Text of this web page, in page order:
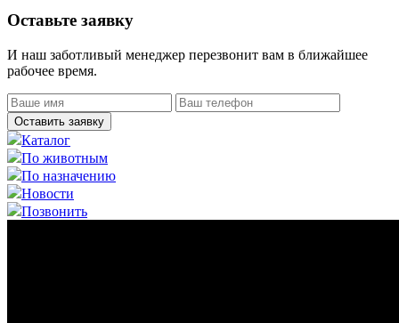
Оставьте заявку
И наш заботливый менеджер перезвонит вам в ближайшее
рабочее время.
Оставить заявку
Каталог
По животным
По назначению
Новости
Позвонить